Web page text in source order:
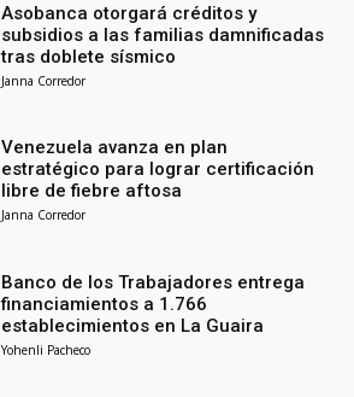
Asobanca otorgará créditos y
subsidios a las familias damnificadas
tras doblete sísmico
Janna Corredor
Venezuela avanza en plan
estratégico para lograr certificación
libre de fiebre aftosa
Janna Corredor
Banco de los Trabajadores entrega
financiamientos a 1.766
establecimientos en La Guaira
Yohenli Pacheco